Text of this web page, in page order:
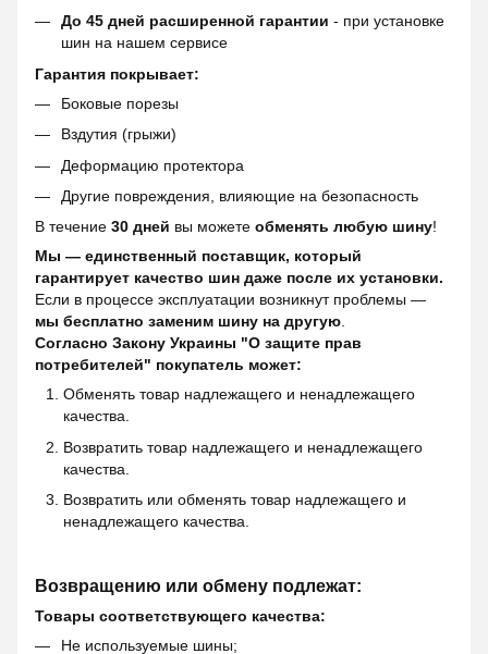
До 45 дней расширенной гарантии - при установке
шин на нашем сервисе
Гарантия покрывает:
Боковые порезы
Вздутия (грыжи)
Деформацию протектора
Другие повреждения, влияющие на безопасность
В течение 30 дней вы можете обменять любую шину!
Мы — единственный поставщик, который
гарантирует качество шин даже после их установки.
Если в процессе эксплуатации возникнут проблемы —
мы бесплатно заменим шину на другую.
Согласно Закону Украины "О защите прав
потребителей" покупатель может:
Обменять товар надлежащего и ненадлежащего
качества.
Возвратить товар надлежащего и ненадлежащего
качества.
Возвратить или обменять товар надлежащего и
ненадлежащего качества.
Возвращению или обмену подлежат:
Товары соответствующего качества:
Не используемые шины;